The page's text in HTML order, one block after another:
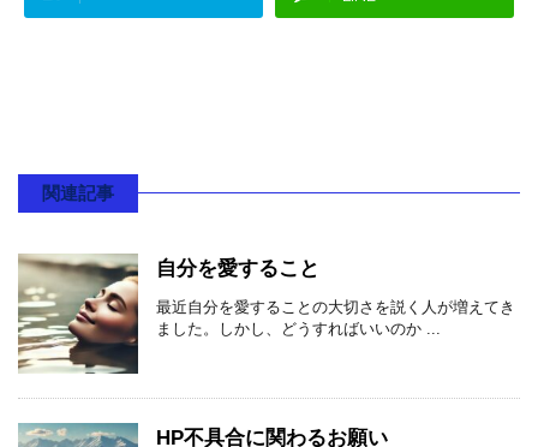
関連記事
自分を愛すること
最近自分を愛することの大切さを説く人が増えてき
ました。しかし、どうすればいいのか ...
HP不具合に関わるお願い